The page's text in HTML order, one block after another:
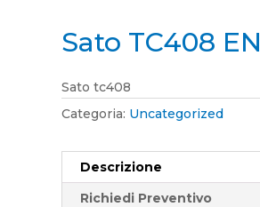
Sato TC408 EN
Sato tc408
Categoria: Uncategorized
Descrizione
Richiedi Preventivo